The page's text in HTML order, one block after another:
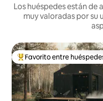
Los huéspedes están de
muy valoradas por su
Favorito entre huéspedes
Favorito entre